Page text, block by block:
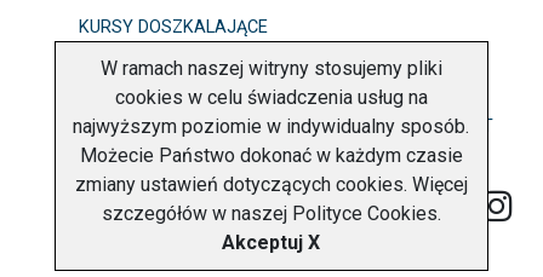
KURSY DOSZKALAJĄCE
OBOWIĄZEK INFORMACYJNY
POLITYKA PRYWATNOŚCI O FIRMIE KONTAKT
Copyright © 2026 Charter Navigator
W ramach naszej witryny stosujemy pliki
cookies w celu świadczenia usług na
najwyższym poziomie w indywidualny sposób.
Możecie Państwo dokonać w każdym czasie
zmiany ustawień dotyczących cookies. Więcej
szczegółów w naszej Polityce Cookies.
Akceptuj X